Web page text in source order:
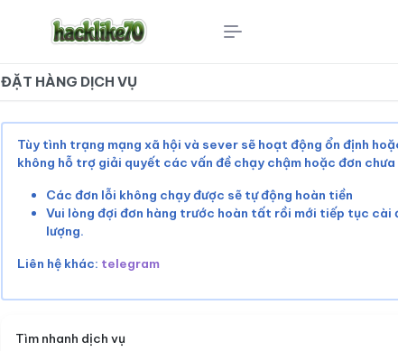
ĐẶT HÀNG DỊCH VỤ
Tùy tình trạng mạng xã hội và sever sẽ hoạt động ổn định
không hỗ trợ giải quyết các vấn đề chạy chậm hoặc đơn
Các đơn lỗi không chạy được sẽ tự động hoàn tiền
Vui lòng đợi đơn hàng trước hoàn tất rồi mới tiếp tục cài
lượng.
Liên hệ khác: telegram
Tìm nhanh dịch vụ